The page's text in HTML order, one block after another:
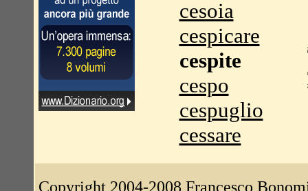
cesoia
cespicare
cespite
cespo
cespuglio
cessare
Copyright 2004-2008 Francesco